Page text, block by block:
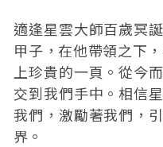
適逢星雲大師百歲冥
甲子，在他帶領之下
上珍貴的一頁。從今
交到我們手中。相信
我們，激勵著我們，
界。